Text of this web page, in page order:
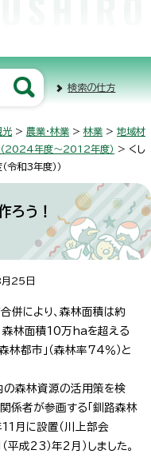
検索の仕方
光 > 農業・林業 > 林業 > 地域材
（2024年度～2012年度） > くし
和3年度））
ろう！
25日
併により、森林面積は約
森林面積10万haを超える
林都市」（森林率74％）と
の森林資源の活用策を検
係者が参画する「釧路森林
月に設置（川上部会
成23）年2月）しました。